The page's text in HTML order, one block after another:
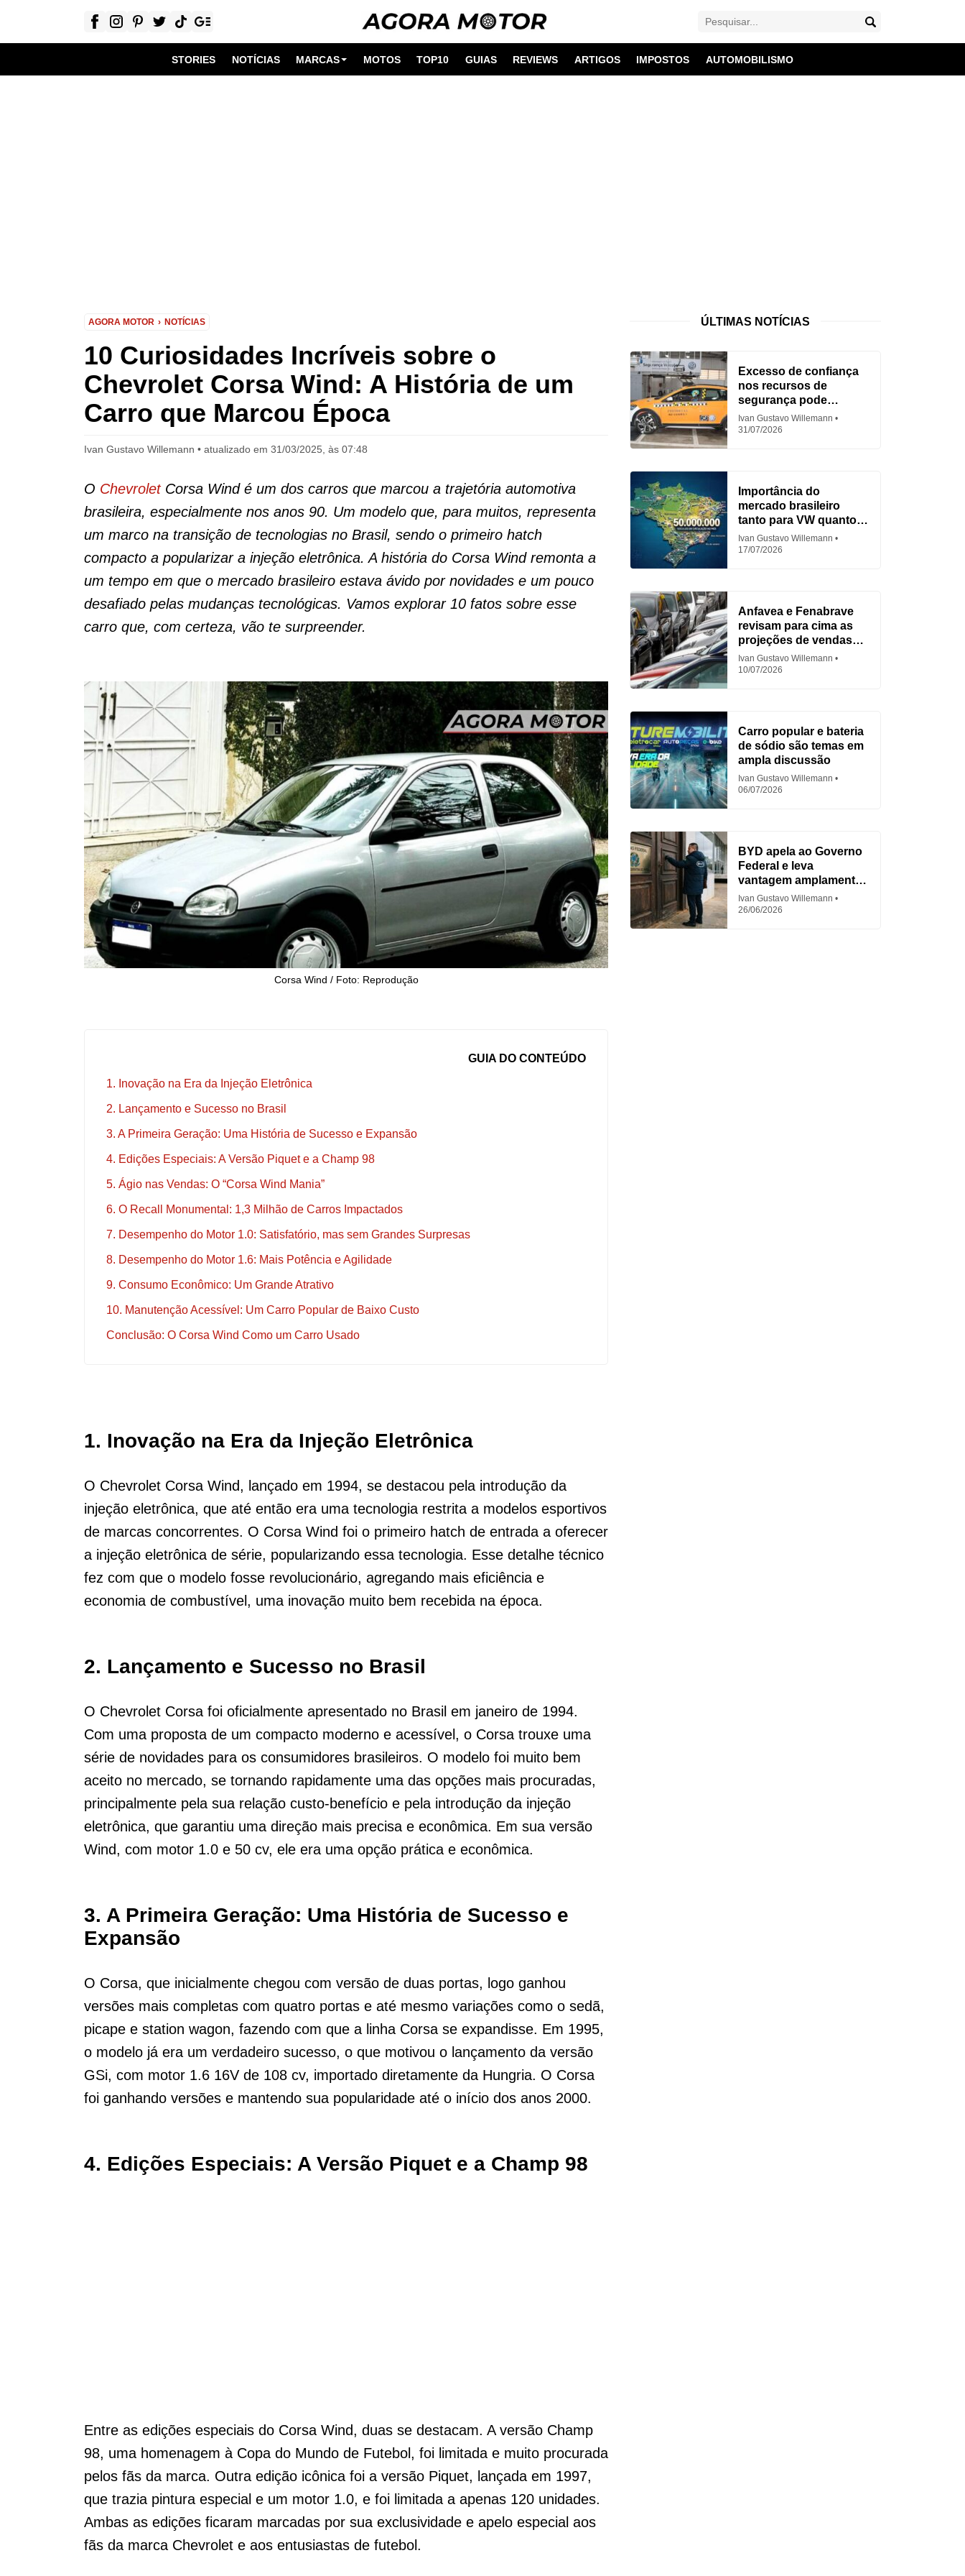
STORIES NOTÍCIAS MARCAS MOTOS TOP10 GUIAS REVIEWS ARTIGOS IMPOSTOS AUTOMOBILISMO
AGORA MOTOR NOTÍCIAS
10 Curiosidades Incríveis sobre o
Chevrolet Corsa Wind: A História de um
Carro que Marcou Época
Ivan Gustavo Willemann atualizado em 31/03/2025, às 07:48
O ChevroletCorsa Wind é um dos carros que marcou a trajetória automotiva
brasileira, especialmente nos anos 90. Um modelo que, para muitos, representa
um marco na transição de tecnologias no Brasil, sendo o primeiro hatch
compacto a popularizar a injeção eletrônica. A história do Corsa Wind remonta a
um tempo em que o mercado brasileiro estava ávido por novidades e um pouco
desafiado pelas mudanças tecnológicas. Vamos explorar 10 fatos sobre esse
carro que, com certeza, vão te surpreender.
Corsa Wind / Foto: Reprodução
GUIA DO CONTEÚDO
1. Inovação na Era da Injeção Eletrônica
2. Lançamento e Sucesso no Brasil
3. A Primeira Geração: Uma História de Sucesso e Expansão
4. Edições Especiais: A Versão Piquet e a Champ 98
5. Ágio nas Vendas: O “Corsa Wind Mania”
6. O Recall Monumental: 1,3 Milhão de Carros Impactados
7. Desempenho do Motor 1.0: Satisfatório, mas sem Grandes Surpresas
8. Desempenho do Motor 1.6: Mais Potência e Agilidade
9. Consumo Econômico: Um Grande Atrativo
10. Manutenção Acessível: Um Carro Popular de Baixo Custo
Conclusão: O Corsa Wind Como um Carro Usado
1. Inovação na Era da Injeção Eletrônica
O Chevrolet Corsa Wind, lançado em 1994, se destacou pela introdução da
injeção eletrônica, que até então era uma tecnologia restrita a modelos esportivos
de marcas concorrentes. O Corsa Wind foi o primeiro hatch de entrada a oferecer
a injeção eletrônica de série, popularizando essa tecnologia. Esse detalhe técnico
fez com que o modelo fosse revolucionário, agregando mais eficiência e
economia de combustível, uma inovação muito bem recebida na época.
2. Lançamento e Sucesso no Brasil
O Chevrolet Corsa foi oficialmente apresentado no Brasil em janeiro de 1994.
Com uma proposta de um compacto moderno e acessível, o Corsa trouxe uma
série de novidades para os consumidores brasileiros. O modelo foi muito bem
aceito no mercado, se tornando rapidamente uma das opções mais procuradas,
principalmente pela sua relação custo-benefício e pela introdução da injeção
eletrônica, que garantiu uma direção mais precisa e econômica. Em sua versão
Wind, com motor 1.0 e 50 cv, ele era uma opção prática e econômica.
3. A Primeira Geração: Uma História de Sucesso e
Expansão
O Corsa, que inicialmente chegou com versão de duas portas, logo ganhou
versões mais completas com quatro portas e até mesmo variações como o sedã,
picape e station wagon, fazendo com que a linha Corsa se expandisse. Em 1995,
o modelo já era um verdadeiro sucesso, o que motivou o lançamento da versão
GSi, com motor 1.6 16V de 108 cv, importado diretamente da Hungria. O Corsa
foi ganhando versões e mantendo sua popularidade até o início dos anos 2000.
4. Edições Especiais: A Versão Piquet e a Champ 98
Entre as edições especiais do Corsa Wind, duas se destacam. A versão Champ
98, uma homenagem à Copa do Mundo de Futebol, foi limitada e muito procurada
pelos fãs da marca. Outra edição icônica foi a versão Piquet, lançada em 1997,
que trazia pintura especial e um motor 1.0, e foi limitada a apenas 120 unidades.
Ambas as edições ficaram marcadas por sua exclusividade e apelo especial aos
fãs da marca Chevrolet e aos entusiastas de futebol.
ÚLTIMAS NOTÍCIAS
Excesso de confiança
nos recursos de
segurança pode
aumentar acidentes
Ivan Gustavo Willemann
31/07/2026
Importância do
mercado brasileiro
tanto para VW quanto
para Fiat
Ivan Gustavo Willemann
17/07/2026
Anfavea e Fenabrave
revisam para cima as
projeções de vendas
em 2026
Ivan Gustavo Willemann
10/07/2026
Carro popular e bateria
de sódio são temas em
ampla discussão
Ivan Gustavo Willemann
06/07/2026
BYD apela ao Governo
Federal e leva
vantagem amplamente
criticada
Ivan Gustavo Willemann
26/06/2026